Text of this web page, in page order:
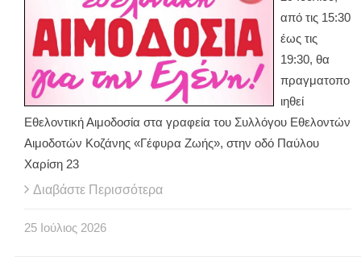
από τις 15:30
έως τις
19:30, θα
πραγματοπο
ιηθεί
Εθελοντική Αιμοδοσία στα γραφεία του Συλλόγου Εθελοντών
Αιμοδοτών Κοζάνης «Γέφυρα Ζωής», στην οδό Παύλου
Χαρίση 23
Διαβάστε Περισσότερα
25 Ιούλιος 2026